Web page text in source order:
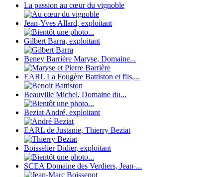
La passion au cœur du vignoble
Jean-Yves Allard, exploitant
Gilbert Barra, exploitant
Beney Barrière Maryse, Domaine...
EARL La Fougère Battiston et fils,...
Beauville Michel, Domaine du...
Beziat André, exploitant
EARL de Justanie, Thierry Beziat
Boisselier Didier, exploitant
SCEA Domaine des Verdiers, Jean-...